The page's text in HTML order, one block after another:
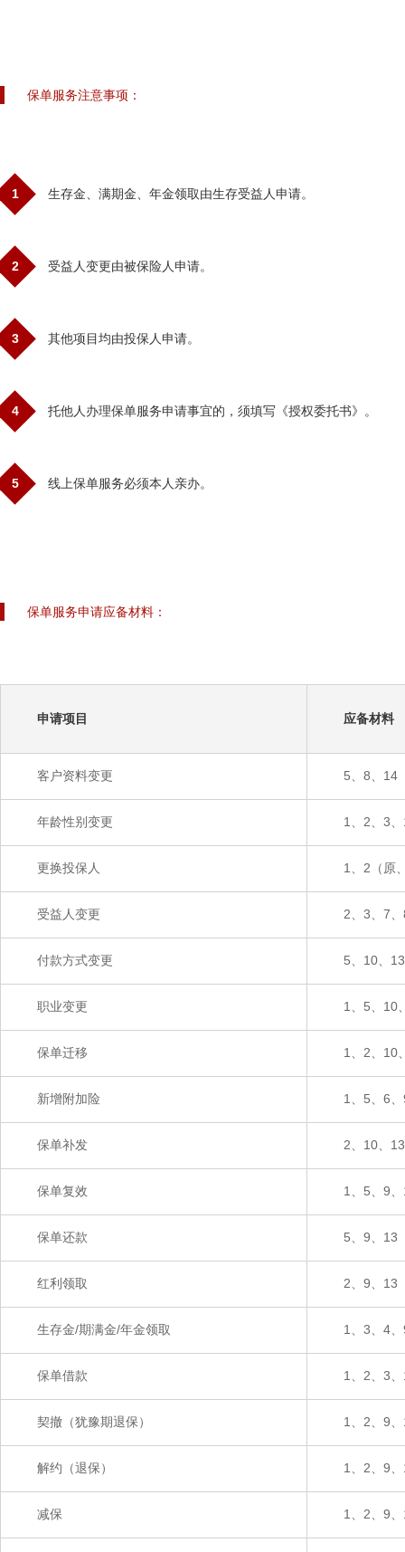
保单服务注意事项：
1 生存金、满期金、年金领取由生存受益人申请。
2 受益人变更由被保险人申请。
3 其他项目均由投保人申请。
4 托他人办理保单服务申请事宜的，须填写《授权委托书》。
5 线上保单服务必须本人亲办。
保单服务申请应备材料：
申请项目 应备材料
客户资料变更 5、8、14
年龄性别变更 1、2、3
更换投保人 1、2（原
受益人变更 2、3、7
付款方式变更 5、10、13
职业变更 1、5、10
保单迁移 1、2、10
新增附加险 1、5、6
保单补发 2、10、13
保单复效 1、5、9
保单还款 5、9、13
红利领取 2、9、13
生存金/期满金/年金领取 1、3、4
保单借款 1、2、3
契撤（犹豫期退保） 1、2、9
解约（退保） 1、2、9
减保 1、2、9